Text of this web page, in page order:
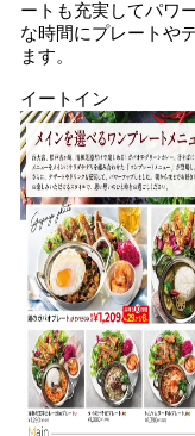
ートも充実してパワ
な時間にプレートや
ます。
イートイン